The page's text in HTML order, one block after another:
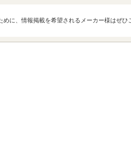
に、情報掲載を希望されるメーカー様はぜひ